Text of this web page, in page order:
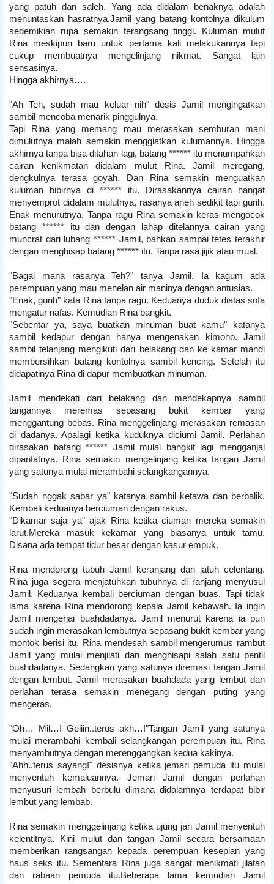
yang patuh dan saleh. Yang ada didalam benaknya adalah
menuntaskan hasratnya.Jamil yang batang kontolnya dikulum
sedemikian rupa semakin terangsang tinggi. Kuluman mulut
Rina meskipun baru untuk pertama kali melakukannya tapi
cukup membuatnya mengelinjang nikmat. Sangat lain
sensasinya.
Hingga akhirnya….
"Ah Teh, sudah mau keluar nih" desis Jamil mengingatkan
sambil mencoba menarik pinggulnya.
Tapi Rina yang memang mau merasakan semburan mani
dimulutnya malah semakin menggiatkan kulumannya. Hingga
akhirnya tanpa bisa ditahan lagi, batang ****** itu menumpahkan
cairan kenikmatan didalam mulut Rina. Jamil meregang,
dengkulnya terasa goyah. Dan Rina semakin menguatkan
kuluman bibirnya di ****** itu. Dirasakannya cairan hangat
menyemprot didalam mulutnya, rasanya aneh sedikit tapi gurih.
Enak menurutnya. Tanpa ragu Rina semakin keras mengocok
batang ****** itu dan dengan lahap ditelannya cairan yang
muncrat dari lubang ****** Jamil, bahkan sampai tetes terakhir
dengan menghisap batang ****** itu. Tanpa rasa jijik atau mual.
"Bagai mana rasanya Teh?" tanya Jamil. Ia kagum ada
perempuan yang mau menelan air maninya dengan antusias.
"Enak, gurih" kata Rina tanpa ragu. Keduanya duduk diatas sofa
mengatur nafas. Kemudian Rina bangkit.
"Sebentar ya, saya buatkan minuman buat kamu" katanya
sambil kedapur dengan hanya mengenakan kimono. Jamil
sambil telanjang mengikuti dari belakang dan ke kamar mandi
membersihkan batang kontolnya sambil kencing. Setelah itu
didapatinya Rina di dapur membuatkan minuman.
Jamil mendekati dari belakang dan mendekapnya sambil
tangannya meremas sepasang bukit kembar yang
menggantung bebas. Rina menggelinjang merasakan remasan
di dadanya. Apalagi ketika kuduknya diciumi Jamil. Perlahan
dirasakan batang ****** Jamil mulai bangkit lagi mengganjal
dipantatnya. Rina semakin mengelinjang ketika tangan Jamil
yang satunya mulai merambahi selangkangannya.
"Sudah nggak sabar ya" katanya sambil ketawa dan berbalik.
Kembali keduanya berciuman dengan rakus.
"Dikamar saja ya" ajak Rina ketika ciuman mereka semakin
larut.Mereka masuk kekamar yang biasanya untuk tamu.
Disana ada tempat tidur besar dengan kasur empuk.
Rina mendorong tubuh Jamil keranjang dan jatuh celentang.
Rina juga segera menjatuhkan tubuhnya di ranjang menyusul
Jamil. Keduanya kembali berciuman dengan buas. Tapi tidak
lama karena Rina mendorong kepala Jamil kebawah. Ia ingin
Jamil mengerjai buahdadanya. Jamil menurut karena ia pun
sudah ingin merasakan lembutnya sepasang bukit kembar yang
montok berisi itu. Rina mendesah sambil mengerumus rambut
Jamil yang mulai menjilati dan menghisapi salah satu pentil
buahdadanya. Sedangkan yang satunya diremasi tangan Jamil
dengan lembut. Jamil merasakan buahdada yang lembut dan
perlahan terasa semakin menegang dengan puting yang
mengeras.
"Oh… Mil…! Geliin..terus akh…!"Tangan Jamil yang satunya
mulai merambahi kembali selangkangan perempuan itu. Rina
menyambutnya dengan merenggangkan kedua kakinya.
"Ahh..terus sayang!" desisnya ketika jemari pemuda itu mulai
menyentuh kemaluannya. Jemari Jamil dengan perlahan
menyusuri lembah berbulu dimana didalamnya terdapat bibir
lembut yang lembab.
Rina semakin menggelinjang ketika ujung jari Jamil menyentuh
kelentitnya. Kini mulut dan tangan Jamil secara bersamaan
memberikan rangsangan kepada perempuan kesepian yang
haus seks itu. Sementara Rina juga sangat menikmati jilatan
dan rabaan pemuda itu.Beberapa lama kemudian Jamil